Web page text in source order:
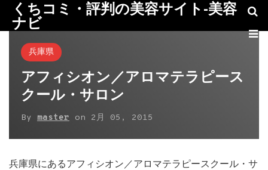
くちコミ・評判の美容サイト-美容
ナビ
兵庫県
アフィシオン／アロマテラピース
クール・サロン
By master on 2月 05, 2015
兵庫県にあるアフィシオン／アロマテラピースクール・サ